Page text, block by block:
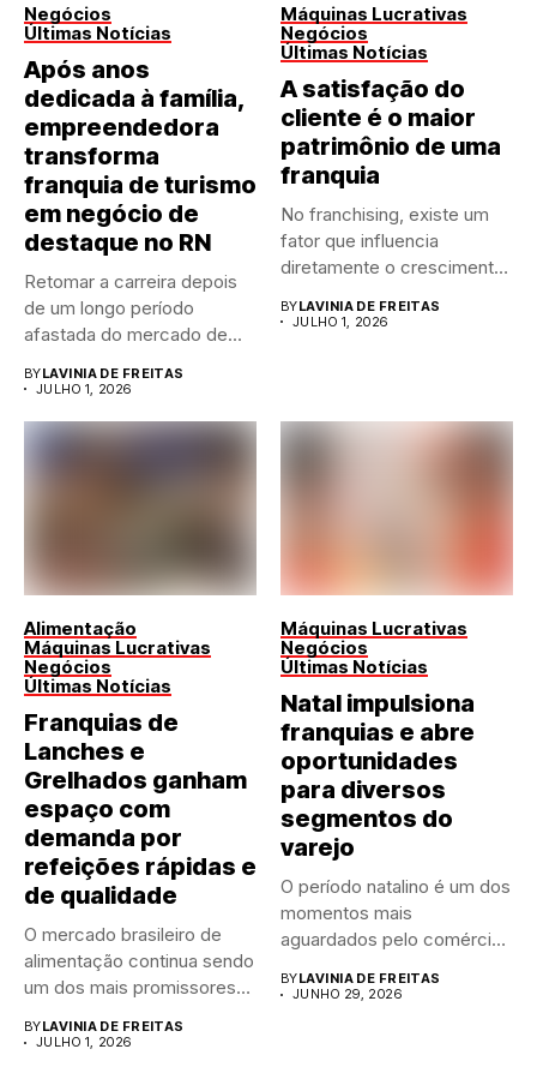
Negócios
Últimas Notícias
Após anos
dedicada à família,
empreendedora
transforma
franquia de turismo
em negócio de
destaque no RN
Retomar a carreira depois
de um longo período
afastada do mercado de...
BYLAVINIA DE FREITAS
JULHO 1, 2026
Máquinas Lucrativas
Negócios
Últimas Notícias
A satisfação do
cliente é o maior
patrimônio de uma
franquia
No franchising, existe um
fator que influencia
diretamente o crescimento
BYLAVINIA DE FREITAS
JULHO 1, 2026
Alimentação
Máquinas Lucrativas
Negócios
Últimas Notícias
Franquias de
Lanches e
Grelhados ganham
espaço com
demanda por
refeições rápidas e
de qualidade
O mercado brasileiro de
alimentação continua sendo
um dos mais promissores
BYLAVINIA DE FREITAS
JULHO 1, 2026
Máquinas Lucrativas
Negócios
Últimas Notícias
Natal impulsiona
franquias e abre
oportunidades
para diversos
segmentos do
varejo
O período natalino é um dos
momentos mais
aguardados pelo comércio
BYLAVINIA DE FREITAS
JUNHO 29, 2026